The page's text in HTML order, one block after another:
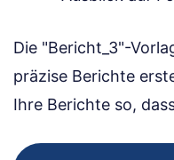
Die "Bericht_3"-
präzise Berichte
Ihre Berichte so,